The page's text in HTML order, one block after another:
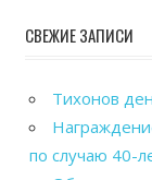
СВЕЖИЕ ЗАПИСИ
Тихонов
по случаю 40-